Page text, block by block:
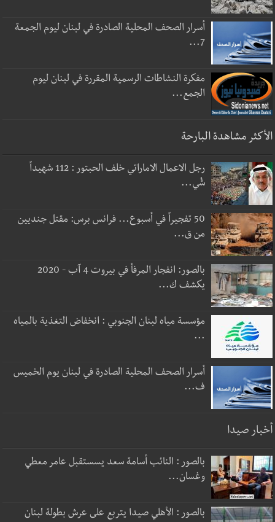
أسرار الصحف المحلية الصادرة في لبنان ليوم الجمعة
7...
مفكرة النشاطات الرسمية المقررة في لبنان ليوم
الجمع...
الأكثر مشاهدة البارحة
رجل الاعمال الاماراتي خلف الحبتور : 112 شهيداً
شُي...
50 تفجيراً في أسبوع... فرانس برس: مقتل جنديين
من ق...
بالصور: انفجار المرفأ في بيروت 4 آب - 2020
يكشف ك...
مؤسسة مياه لبنان الجنوبي : انخفاض التغذية بالمياه
...
أسرار الصحف المحلية الصادرة في لبنان يوم الخميس
ف...
أخبار صيدا
بالصور : النائب أسامة سعد يسستقبل عامر معطي
وغسان...
بالصور : الأهلي صيدا يتربع على عرش بطولة لبنان